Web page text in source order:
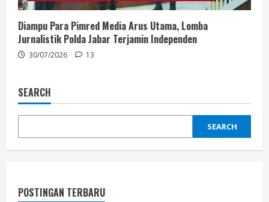
Diampu Para Pimred Media Arus Utama, Lomba
Jurnalistik Polda Jabar Terjamin Independen
30/07/2026 13
SEARCH
SEARCH
POSTINGAN TERBARU